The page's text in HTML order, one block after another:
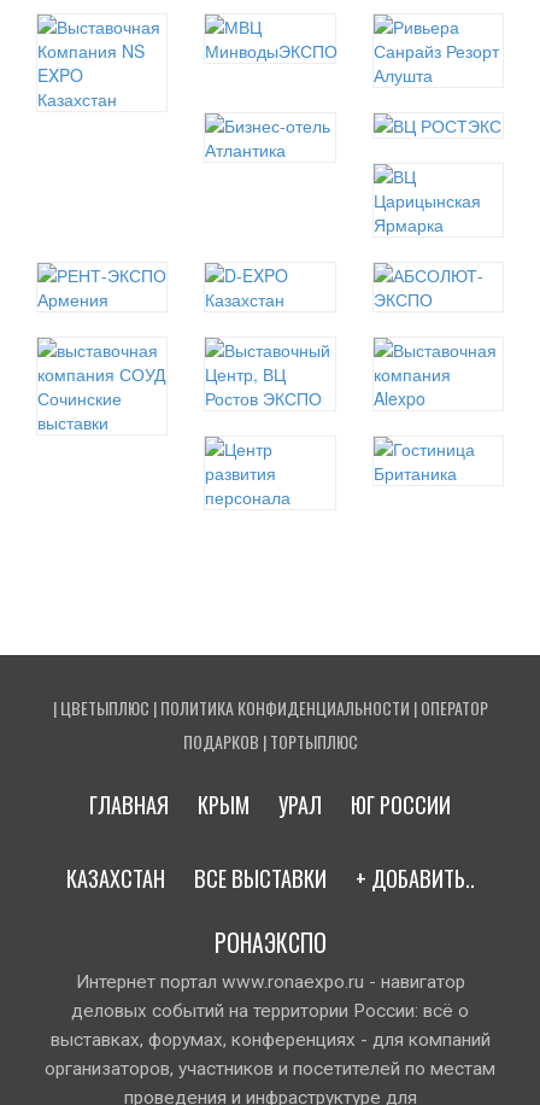
|ЦВЕТЫПЛЮС |ПОЛИТИКА КОНФИДЕНЦИАЛЬНОСТИ |ОПЕРАТОР
ПОДАРКОВ |ТОРТЫПЛЮС
ГЛАВНАЯ КРЫМ УРАЛ ЮГ РОССИИ
КАЗАХСТАН ВСЕ ВЫСТАВКИ + ДОБАВИТЬ..
РОНАЭКСПО
Интернет портал www.ronaexpo.ru - навигатор
деловых событий на территории России: всё о
выставках, форумах, конференциях - для компаний
организаторов, участников и посетителей по местам
проведения и инфраструктуре для